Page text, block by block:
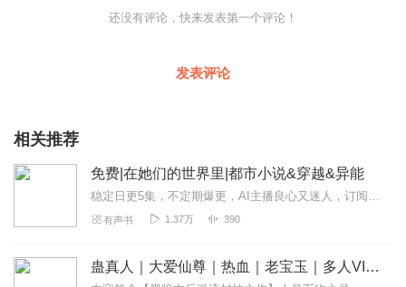
还没有评论，快来发表第一个评论！
发表评论
相关推荐
免费|在她们的世界里|都市小说&穿越&异能
稳定日更5集，不定期爆更，AI主播良心又迷人，订阅追更不迷路！【内容简介】没有谁必须是配角，在她们自己世界里，会有属于她们自己的故事，她们就是主角。...
有声书 1.37万 390
蛊真人｜大爱仙尊｜热血｜老宝玉｜多人VIP免费有声剧